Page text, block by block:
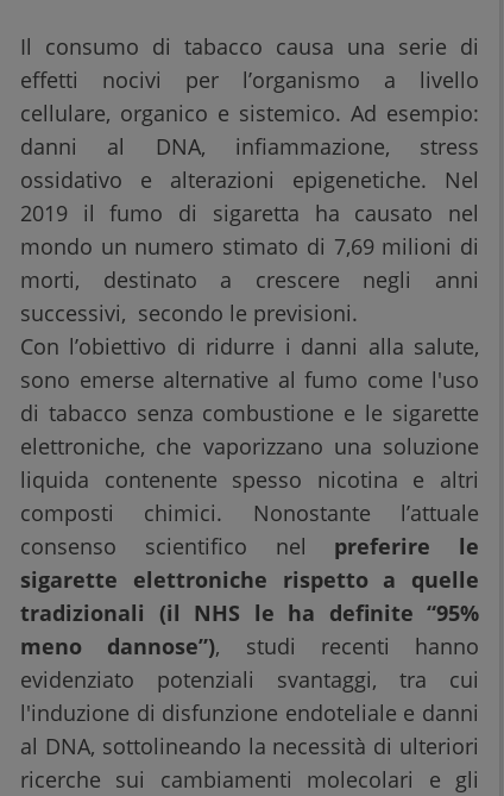
Il consumo di tabacco causa una serie di
effetti nocivi per l’organismo a livello
cellulare, organico e sistemico. Ad esempio:
danni al DNA, infiammazione, stress
ossidativo e alterazioni epigenetiche. Nel
2019 il fumo di sigaretta ha causato nel
mondo un numero stimato di 7,69 milioni di
morti, destinato a crescere negli anni
successivi, secondo le previsioni.
Con l’obiettivo di ridurre i danni alla salute,
sono emerse alternative al fumo come l'uso
di tabacco senza combustione e le sigarette
elettroniche, che vaporizzano una soluzione
liquida contenente spesso nicotina e altri
composti chimici. Nonostante l’attuale
consenso scientifico nel preferire le
sigarette elettroniche rispetto a quelle
tradizionali (il NHS le ha definite “95%
meno dannose”), studi recenti hanno
evidenziato potenziali svantaggi, tra cui
l'induzione di disfunzione endoteliale e danni
al DNA, sottolineando la necessità di ulteriori
ricerche sui cambiamenti molecolari e gli